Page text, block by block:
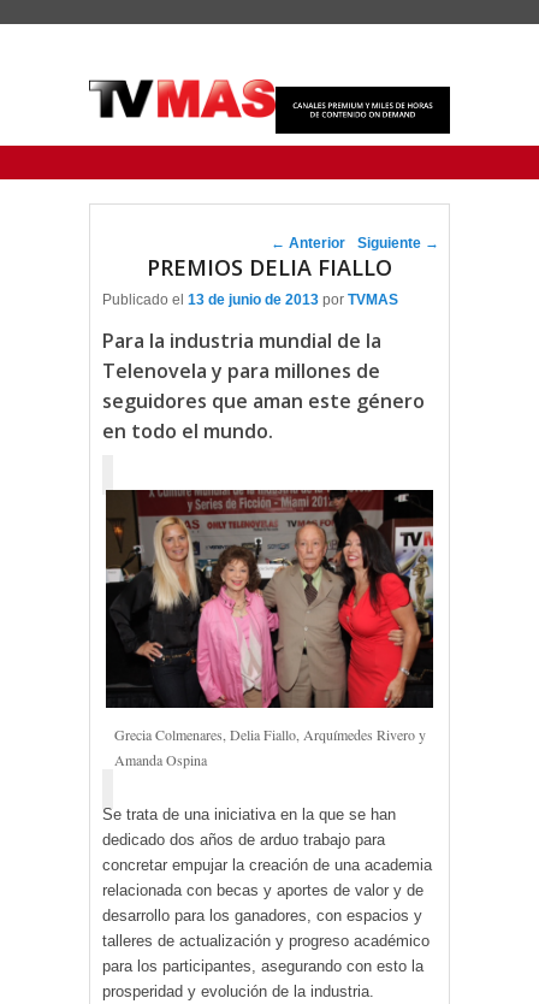
Navegador de artículos
← Anterior Siguiente →
PREMIOS DELIA FIALLO
Publicado el 13 de junio de 2013 por TVMAS
Para la industria mundial de la
Telenovela y para millones de
seguidores que aman este género
en todo el mundo.
Grecia Colmenares, Delia Fiallo, Arquímedes Rivero y
Amanda Ospina
Se trata de una iniciativa en la que se han
dedicado dos años de arduo trabajo para
concretar empujar la creación de una academia
relacionada con becas y aportes de valor y de
desarrollo para los ganadores, con espacios y
talleres de actualización y progreso académico
para los participantes, asegurando con esto la
prosperidad y evolución de la industria.